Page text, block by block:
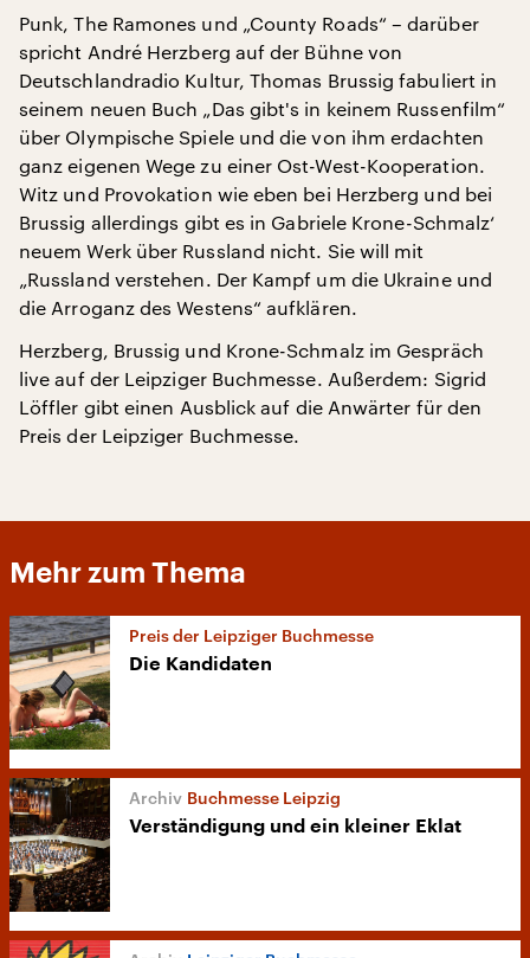
Punk, The Ramones und „County Roads“ – darüber
spricht André Herzberg auf der Bühne von
Deutschlandradio Kultur, Thomas Brussig fabuliert in
seinem neuen Buch „Das gibt's in keinem Russenfilm“
über Olympische Spiele und die von ihm erdachten
ganz eigenen Wege zu einer Ost-West-Kooperation.
Witz und Provokation wie eben bei Herzberg und bei
Brussig allerdings gibt es in Gabriele Krone-Schmalz‘
neuem Werk über Russland nicht. Sie will mit
„Russland verstehen. Der Kampf um die Ukraine und
die Arroganz des Westens“ aufklären.
Herzberg, Brussig und Krone-Schmalz im Gespräch
live auf der Leipziger Buchmesse. Außerdem: Sigrid
Löffler gibt einen Ausblick auf die Anwärter für den
Preis der Leipziger Buchmesse.
Mehr zum Thema
Preis der Leipziger Buchmesse
Die Kandidaten
Buchmesse Leipzig
Verständigung und ein kleiner Eklat